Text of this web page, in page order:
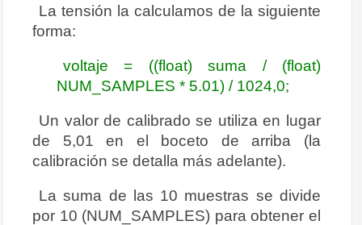
La tensión la calculamos de la siguiente
forma:
voltaje = ((float) suma / (float)
NUM_SAMPLES * 5.01) / 1024,0;
Un valor de calibrado se utiliza en lugar
de 5,01 en el boceto de arriba (la
calibración se detalla más adelante).
La suma de las 10 muestras se divide
por 10 (NUM_SAMPLES) para obtener el